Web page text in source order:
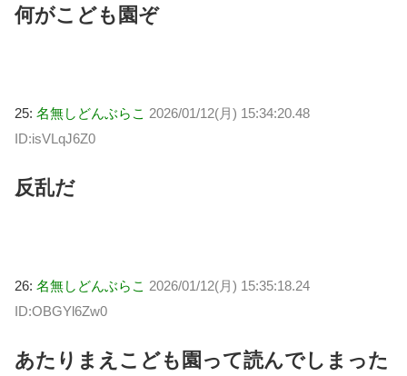
何がこども園ぞ
25: 名無しどんぶらこ 2026/01/12(月) 15:34:20.48
ID:isVLqJ6Z0
反乱だ
26: 名無しどんぶらこ 2026/01/12(月) 15:35:18.24
ID:OBGYl6Zw0
あたりまえこども園って読んでしまった